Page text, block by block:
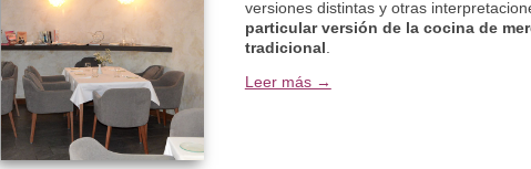
versiones distintas y otras
particular versión de la cocina de
tradicional
Leer más →